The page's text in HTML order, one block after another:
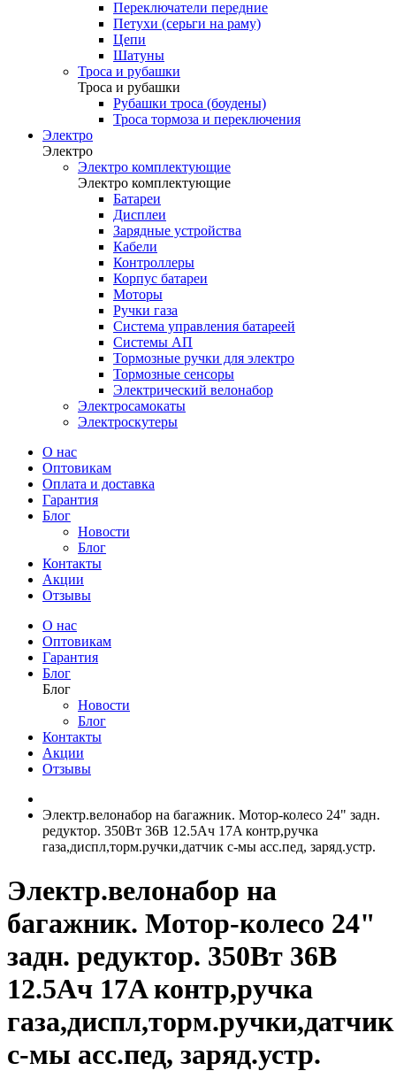
Переключатели передние
Петухи (серьги на раму)
Цепи
Шатуны
Троса и рубашки
Троса и рубашки
Рубашки троса (боудены)
Троса тормоза и переключения
Электро
Электро
Электро комплектующие
Электро комплектующие
Батареи
Дисплеи
Зарядные устройства
Кабели
Контроллеры
Корпус батареи
Моторы
Ручки газа
Система управления батареей
Системы АП
Тормозные ручки для электро
Тормозные сенсоры
Электрический велонабор
Электросамокаты
Электроскутеры
О нас
Оптовикам
Оплата и доставка
Гарантия
Блог
Новости
Блог
Контакты
Акции
Отзывы
О нас
Оптовикам
Гарантия
Блог
Блог
Новости
Блог
Контакты
Акции
Отзывы
Электр.велонабор на багажник. Мотор-колесо 24" задн.
редуктор. 350Вт 36В 12.5Ач 17A контр,ручка
газа,диспл,торм.ручки,датчик с-мы асс.пед, заряд.устр.
Электр.велонабор на
багажник. Мотор-колесо 24"
задн. редуктор. 350Вт 36В
12.5Ач 17A контр,ручка
газа,диспл,торм.ручки,датчик
с-мы асс.пед, заряд.устр.